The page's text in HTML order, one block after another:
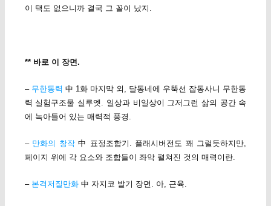
이 택도 없으니까 결국 그 꼴이 났지.
** 바로 이 장면.
– 무한동력 中 1화 마지막 외, 달동네에 우뚝선 잡동사니 무한동
력 실험구조물 실루엣. 일상과 비일상이 그저그런 삶의 공간 속
에 녹아들어 있는 매력적 풍경.
– 만화의 창작中 표정조합기. 플래시버전도 꽤 그럴듯하지만,
페이지 위에 각 요소와 조합들이 좌악 펼쳐진 것의 매력이란.
– 본격저질만화中 자지코 발기 장면. 아, 근육.